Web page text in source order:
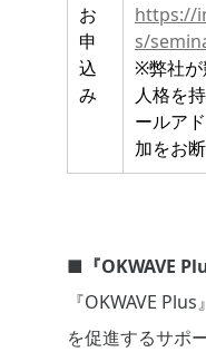
お
申
込
み
https://
s/
※弊社が
人格を
ールア
加をお
■『OKWAVE
『OKWAVE
を促進するサポ